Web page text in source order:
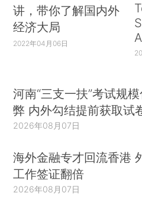
讲，带你了解国内外
经济大局
2022年04月06日
河南“三支一扶”考试规
弊 内外勾结提前获取试
2026年08月07日
海外金融专才回流香港
工作签证翻倍
2026年08月07日